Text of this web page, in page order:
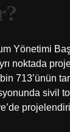
Yönetimi
noktada
713’ünün
sivil